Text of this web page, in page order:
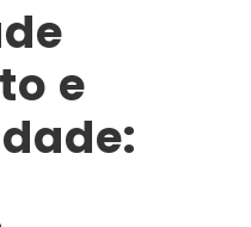
e